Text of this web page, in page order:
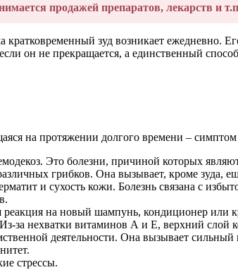
продажей препаратов, лекарств и
кратковременный зуд возникает ежедневно.
он не прекращается, а единственный
на протяжении долгого времени –
Это болезни, причиной которых
грибков. Она вызывает, кроме зуда,
и сухость кожи. Болезнь связана с
реакция на новый шампунь, кондиционер или
за нехватки витаминов А и Е, верхний слой
деятельности. Она вызывает
стрессы.